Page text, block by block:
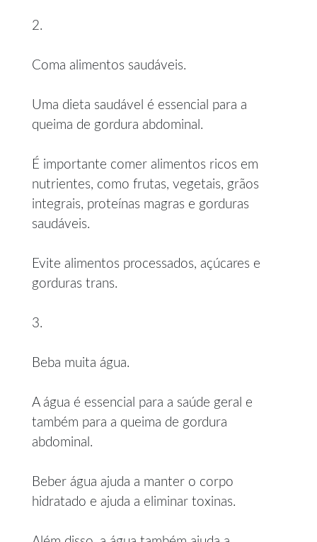
2.
Coma alimentos saudáveis.
Uma dieta saudável é essencial para a
queima de gordura abdominal.
É importante comer alimentos ricos em
nutrientes, como frutas, vegetais, grãos
integrais, proteínas magras e gorduras
saudáveis.
Evite alimentos processados, açúcares e
gorduras trans.
3.
Beba muita água.
A água é essencial para a saúde geral e
também para a queima de gordura
abdominal.
Beber água ajuda a manter o corpo
hidratado e ajuda a eliminar toxinas.